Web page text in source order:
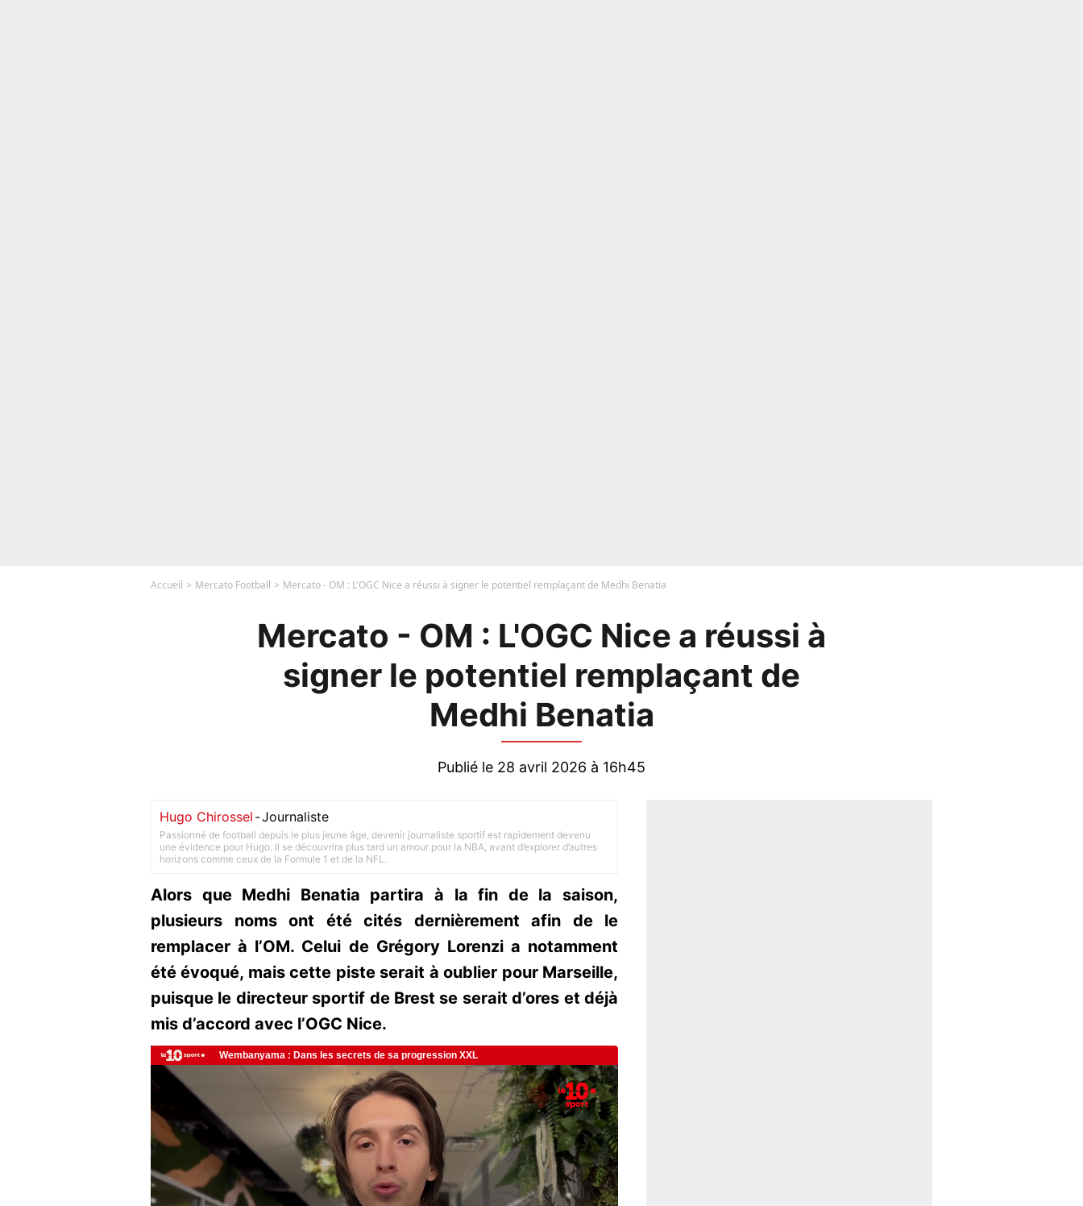
Accueil Mercato Football Mercato - OM : L'OGC Nice a réussi à signer le potentiel remplaçant de Medhi Benatia
Mercato - OM : L'OGC Nice a réussi à
signer le potentiel remplaçant de
Medhi Benatia
Publié le 28 avril 2026 à 16h45
Hugo Chirossel -Journaliste
Passionné de football depuis le plus jeune âge, devenir journaliste sportif est rapidement devenu
une évidence pour Hugo. Il se découvrira plus tard un amour pour la NBA, avant d’explorer d’autres
horizons comme ceux de la Formule 1 et de la NFL.
Alors que Medhi Benatia partira à la fin de la saison,
plusieurs noms ont été cités dernièrement afin de le
remplacer à l’OM. Celui de Grégory Lorenzi a notamment
été évoqué, mais cette piste serait à oublier pour Marseille,
puisque le directeur sportif de Brest se serait d’ores et déjà
mis d’accord avec l’OGC Nice.